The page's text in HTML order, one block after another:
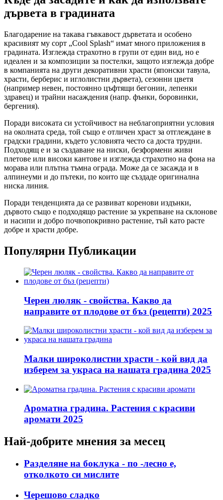
дървета в градината
Благодарение на такава гъвкавост дърветата и особено
красивият му сорт „Cool Splash“ имат много приложения в
градината. Изглежда страхотно в групи от един вид, но е
идеален и за композиции за постелки, защото изглежда добре
в компанията на други декоративни храсти (японски тавула,
храсти, берберис и иглолистни дървета), сезонни цветя
(например невен, постоянно цъфтящи бегонии, лепенки
здравец) и трайни насаждения (напр. фънки, боровинки,
бергения).
Поради високата си устойчивост на неблагоприятни условия
на околната среда, той също е отличен храст за отглеждане в
градски градини, където условията често са доста трудни.
Подходящ е и за създаване на ниски, безформени живи
плетове или високи кантове и изглежда страхотно на фона на
морава или плътна тъмна ограда. Може да се засажда и в
алпинеуми и до пътеки, по които ще създаде оригинална
ниска линия.
Поради тенденцията да се развиват коренови издънки,
дървото също е подходящо растение за укрепване на склонове
и насипи и добро почвопокривно растение, тъй като расте
добре и храсти добре.
Популярни Публикации
Черен люляк - свойства. Какво да
направите от плодове от бъз (рецепти) 2025
Малки широколистни храсти - кой вид да
изберем за украса на нашата градина 2025
Ароматна градина. Растения с красиви
аромати 2025
Най-добрите мнения за месец
Разделяне на боклука - по -лесно е,
отколкото си мислите
Черешово сладко